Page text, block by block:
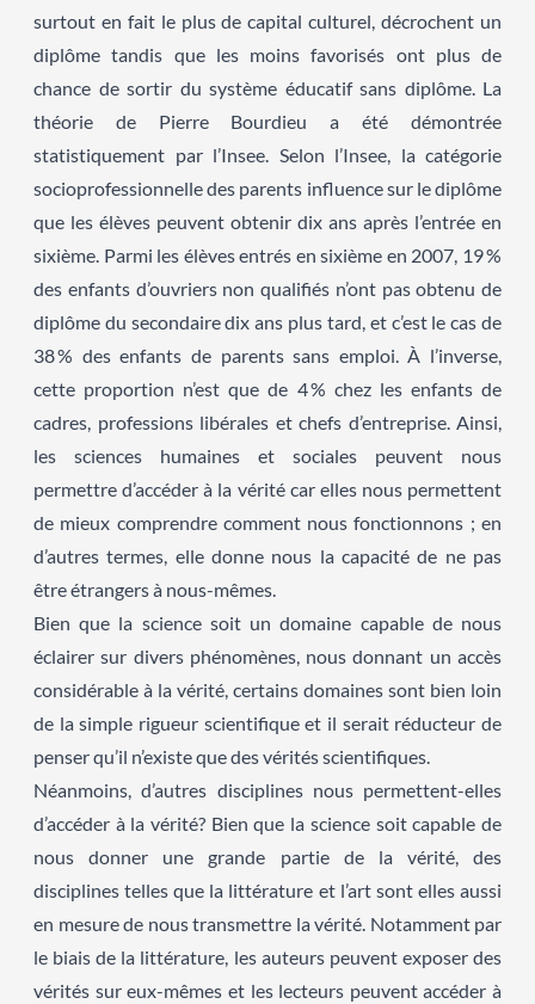
surtout en fait le plus de capital culturel, décrochent un
diplôme tandis que les moins favorisés ont plus de
chance de sortir du système éducatif sans diplôme. La
théorie de Pierre Bourdieu a été démontrée
statistiquement par l’Insee. Selon l’Insee, la catégorie
socioprofessionnelle des parents influence sur le diplôme
que les élèves peuvent obtenir dix ans après l’entrée en
sixième. Parmi les élèves entrés en sixième en 2007, 19 %
des enfants d’ouvriers non qualifiés n’ont pas obtenu de
diplôme du secondaire dix ans plus tard, et c’est le cas de
38 % des enfants de parents sans emploi. À l’inverse,
cette proportion n’est que de 4 % chez les enfants de
cadres, professions libérales et chefs d’entreprise. Ainsi,
les sciences humaines et sociales peuvent nous
permettre d’accéder à la vérité car elles nous permettent
de mieux comprendre comment nous fonctionnons ; en
d’autres termes, elle donne nous la capacité de ne pas
être étrangers à nous-mêmes.
Bien que la science soit un domaine capable de nous
éclairer sur divers phénomènes, nous donnant un accès
considérable à la vérité, certains domaines sont bien loin
de la simple rigueur scientifique et il serait réducteur de
penser qu’il n’existe que des vérités scientifiques.
Néanmoins, d’autres disciplines nous permettent-elles
d’accéder à la vérité? Bien que la science soit capable de
nous donner une grande partie de la vérité, des
disciplines telles que la littérature et l’art sont elles aussi
en mesure de nous transmettre la vérité. Notamment par
le biais de la littérature, les auteurs peuvent exposer des
vérités sur eux-mêmes et les lecteurs peuvent accéder à